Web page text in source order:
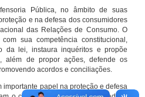
Pública, no âmbito de suas
e na defesa dos consumidores
das Relações de Consumo. O
sua competência constitucional,
da lei, instaura inquéritos e propõe
além de propor ações, defende os
acordos e conciliações.
importante papel na proteção e defesa